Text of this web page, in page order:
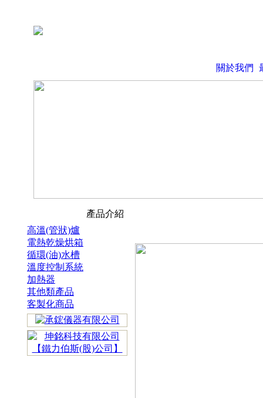
關於我們
產品介紹
高溫(管狀)爐
電熱乾燥烘箱
循環(油)水槽
溫度控制系統
加熱器
其他類產品
客製化商品